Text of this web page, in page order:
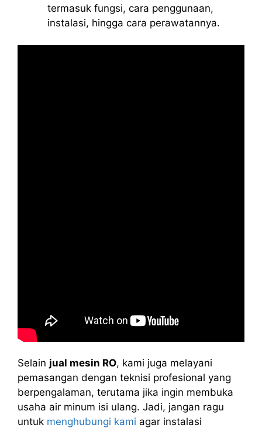
termasuk fungsi, cara penggunaan,
instalasi, hingga cara perawatannya.
Selain jual mesin RO, kami juga melayani
pemasangan dengan teknisi profesional yang
berpengalaman, terutama jika ingin membuka
usaha air minum isi ulang. Jadi, jangan ragu
untuk menghubungi kami agar instalasi